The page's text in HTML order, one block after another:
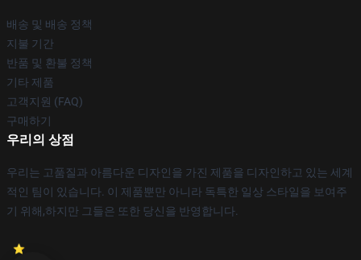
배송 및 배송 정책
지불 기간
반품 및 환불 정책
기타 제품
고객지원 (FAQ)
구매하기
우리의 상점
우리는 고품질과 아름다운 디자인을 가진 제품을 디자인하고 있는 세계
적인 팀이 있습니다. 이 제품뿐만 아니라 독특한 일상 스타일을 보여주
기 위해,하지만 그들은 또한 당신을 반영합니다.